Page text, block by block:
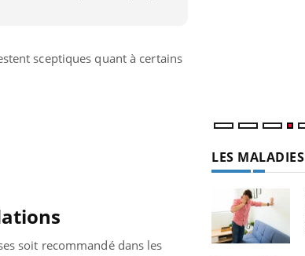
sceptiques quant à certains
soit recommandé dans les
LES MALADIES